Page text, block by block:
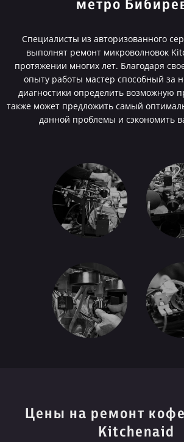
метро
Специалисты из авторизованного
выполнят ремонт микроволновок
протяжении многих лет. Благодаря
опыту работы мастер способный за
диагностики определить возможную
также может предложить самый
данной проблемы и сэкономить
Цены на ремонт
Kitchenaid